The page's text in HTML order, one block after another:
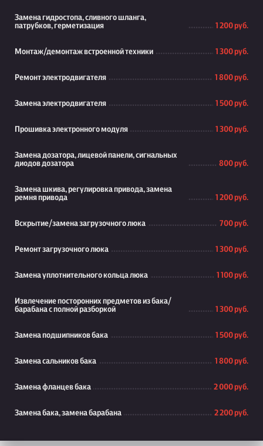
Замена гидростопа, сливного шланга,
патрубков, герметизация
1 200 руб.
Монтаж/демонтаж встроенной техники 1 300 руб.
Ремонт электродвигателя 1 800 руб.
Замена электродвигателя 1 500 руб.
Прошивка электронного модуля 1 300 руб.
Замена дозатора, лицевой панели, сигнальных
диодов дозатора
800 руб.
Замена шкива, регулировка привода, замена
ремня привода
1 200 руб.
Вскрытие/замена загрузочного люка 700 руб.
Ремонт загрузочного люка 1 300 руб.
Замена уплотнительного кольца люка 1 100 руб.
Извлечение посторонних предметов из бака/
барабана с полной разборкой
1 300 руб.
Замена подшипников бака 1 500 руб.
Замена сальников бака 1 800 руб.
Замена фланцев бака 2 000 руб.
Замена бака, замена барабана 2 200 руб.